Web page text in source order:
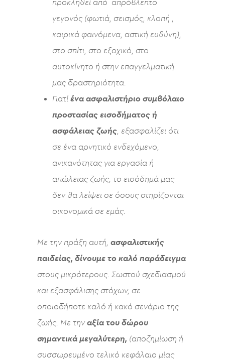
προκληθεί από απρόβλεπτο
γεγονός (φωτιά, σεισμός, κλοπή ,
καιρικά φαινόμενα, αστική ευθύνη),
στο σπίτι, στο εξοχικό, στο
αυτοκίνητο ή στην επαγγελματική
μας δραστηριότητα.
Γιατί ένα ασφαλιστήριο συμβόλαιο
προστασίας εισοδήματος ή
ασφάλειας ζωής, εξασφαλίζει ότι
σε ένα αρνητικό ενδεχόμενο,
ανικανότητας για εργασία ή
απώλειας ζωής, το εισόδημά μας
δεν θα λείψει σε όσους στηρίζονται
οικονομικά σε εμάς.
Με την πράξη αυτή, ασφαλιστικής
παιδείας, δίνουμε το καλό παράδειγμα
στους μικρότερους. Σωστού σχεδιασμού
και εξασφάλισης στόχων, σε
οποιοδήποτε καλό ή κακό σενάριο της
ζωής. Με τηναξία του δώρου
σημαντικά μεγαλύτερη, (αποζημίωση ή
συσσωρευμένο τελικό κεφάλαιο μίας